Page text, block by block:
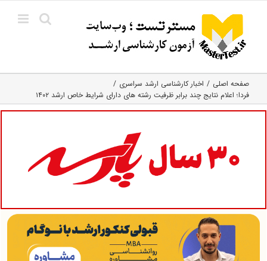
content
صفحه اصلی
اخبار کارشناسی ارشد سراسری
فردا؛ اعلام نتایج چند برابر ظرفیت رشته های دارای شرایط خاص ارشد ۱۴۰۲